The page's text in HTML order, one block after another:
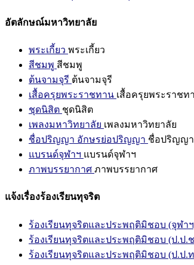
อัตลักษณ์มหาวิทยาลัย
พระเกี้ยว พระเกี้ยว
สีชมพู สีชมพู
ต้นจามจุรี ต้นจามจุรี
เสื้อครุยพระราชทาน เสื้อครุยพระราชท
ชุดนิสิต ชุดนิสิต
เพลงมหาวิทยาลัย เพลงมหาวิทยาลัย
ชื่อปริญญา อักษรย่อปริญญา ชื่อปริญญ
แบรนด์จุฬาฯ แบรนด์จุฬาฯ
ภาพบรรยากาศ ภาพบรรยากาศ
แจ้งเรื่องร้องเรียนทุจริต
ร้องเรียนทุจริตและประพฤติมิชอบ (จุฬา
ร้องเรียนทุจริตและประพฤติมิชอบ (ป.ป.
ร้องเรียนทุจริตและประพฤติมิชอบ (ป.ป.